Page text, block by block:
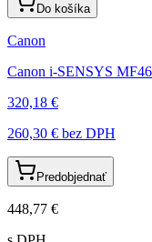
Do košíka
Canon
Canon i-SENSYS
320,18 €
260,30 € bez DPH
Predobjednať
448,77 €